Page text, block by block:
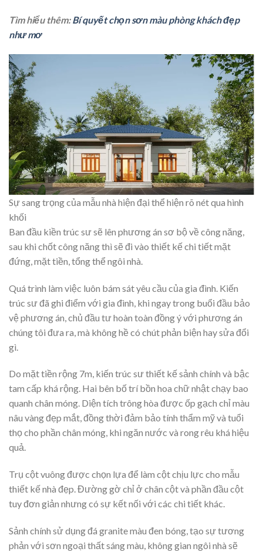
Tìm hiểu thêm:Bí quyết chọn sơn màu phòng khách đẹp
như mơ
Sự sang trọng của mẫu nhà hiện đại thể hiện rõ nét qua hình
khối
Ban đầu kiền trúc sư sẽ lên phương án sơ bộ về công năng,
sau khi chốt công năng thì sẽ đi vào thiết kế chi tiết mặt
đứng, mặt tiền, tổng thể ngôi nhà.
Quá trình làm việc luôn bám sát yêu cầu của gia đình. Kiến
trúc sư đã ghi điểm với gia đình, khi ngay trong buổi đầu bảo
vệ phương án, chủ đầu tư hoàn toàn đồng ý với phương án
chúng tôi đưa ra, mà không hề có chút phản biện hay sửa đổi
gì.
Do mặt tiền rộng 7m, kiến trúc sư thiết kế sảnh chính và bậc
tam cấp khá rộng. Hai bên bố trí bồn hoa chữ nhật chạy bao
quanh chân móng. Diện tích trông hòa được ốp gạch chỉ màu
nâu vàng đẹp mắt, đồng thời đảm bảo tính thẩm mỹ và tuổi
thọ cho phần chân móng, khi ngăn nước và rong rêu khá hiệu
quả.
Trụ cột vuông được chọn lựa để làm cột chịu lực cho mẫu
thiết kế nhà đẹp. Đường gờ chỉ ở chân cột và phần đầu cột
tuy đơn giản nhưng có sự kết nối với các chi tiết khác.
Sảnh chính sử dụng đá granite màu đen bóng, tạo sự tương
phản với sơn ngoại thất sáng màu, không gian ngôi nhà sẽ